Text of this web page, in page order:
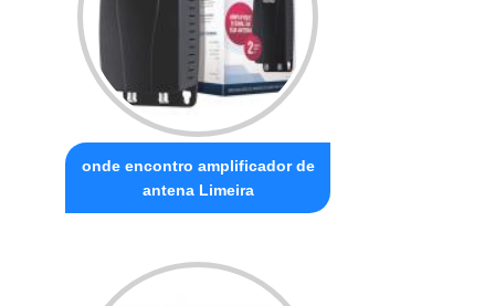
onde encontro amplificador de
antena Limeira